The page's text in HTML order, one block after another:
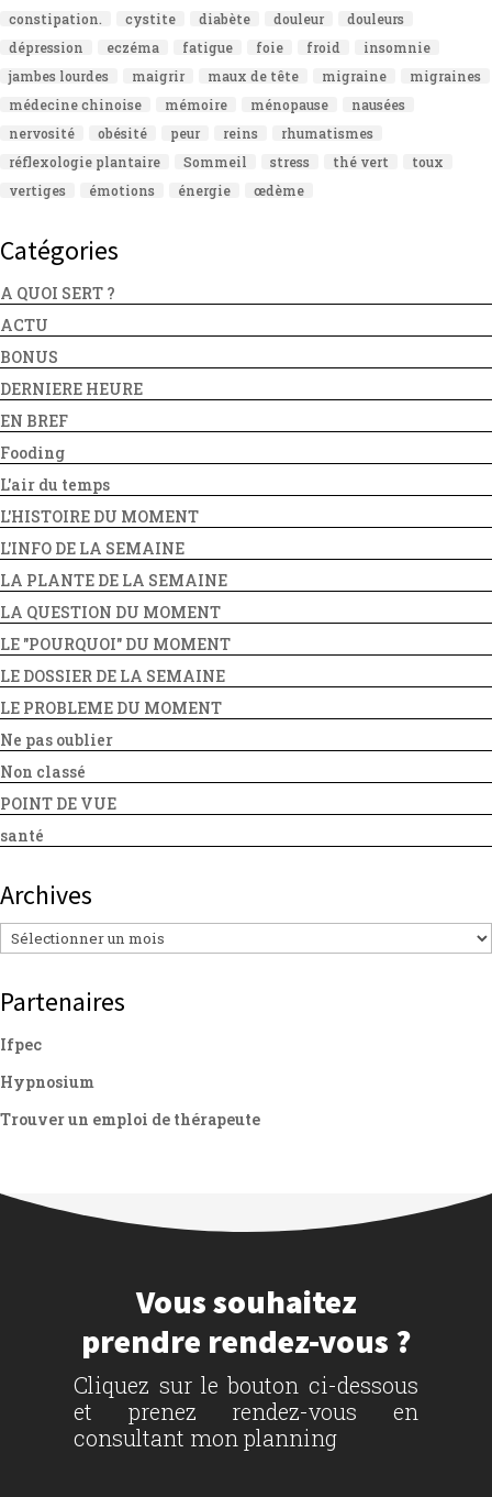
constipation.
cystite diabète douleur
douleurs
dépression
eczéma fatigue foie froid
insomnie
jambes lourdes
maigrir maux de tête migraine
migraines
médecine chinoise
mémoire ménopause
nausées
nervosité
obésité peur reins
rhumatismes
réflexologie plantaire
Sommeil stress thé vert
toux
vertiges
émotions énergie œdème
Catégories
A QUOI SERT ?
ACTU
BONUS
DERNIERE HEURE
EN BREF
Fooding
L'air du temps
L'HISTOIRE DU MOMENT
L'INFO DE LA SEMAINE
LA PLANTE DE LA SEMAINE
LA QUESTION DU MOMENT
LE "POURQUOI" DU MOMENT
LE DOSSIER DE LA SEMAINE
LE PROBLEME DU MOMENT
Ne pas oublier
Non classé
POINT DE VUE
santé
Archives
Archives
Partenaires
Ifpec
Hypnosium
Trouver un emploi de thérapeute
Vous souhaitez
prendre rendez-vous ?
Cliquez sur le bouton ci-dessous
et prenez rendez-vous en
consultant mon planning